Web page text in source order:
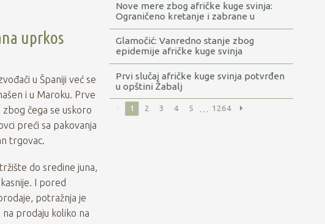
uprkos
u Španiji već se
i u Maroku. Prve
čega se uskoro
preći sa pakovanja
trgovac.
do sredine juna,
I pored
potražnja je
prodaju koliko na
Nove mere zbog afričke kuge svinja:
Ograničeno kretanje i zabrane u
šumama
Glamočić: Vanredno stanje zbog
epidemije afričke kuge svinja
proglašeno za sada u Rumi, Obrenovcu
i Sremskoj Mitrovici
Prvi slučaj afričke kuge svinja potvrđen
u opštini Žabalj
1 2 3 4 5 … 1264